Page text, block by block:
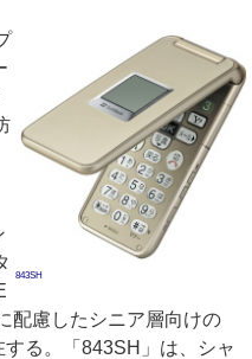
843SH
配慮したシニア層向けの
する。「843SH」は、シャ